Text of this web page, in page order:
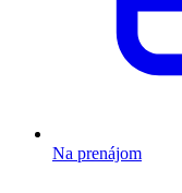
Na prenájom